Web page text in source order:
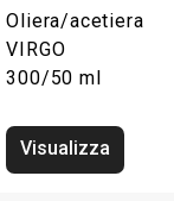
Oliera/acetiera
VIRGO
300/50 ml
Visualizza